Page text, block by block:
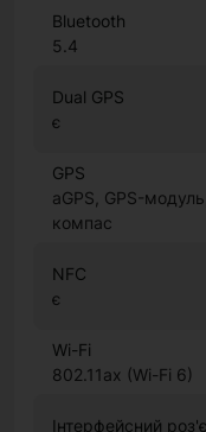
Bluetooth
5.4
Dual GPS
є
GPS
aGPS, GPS-
компас
NFC
є
Wi-Fi
802.11ax (Wi-Fi 6)
Інтерфейсний